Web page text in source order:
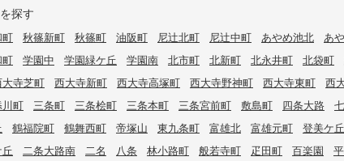
探す
町 秋篠新町 秋篠町 油阪町 尼辻北町 尼辻中町 あやめ池北 あ
町 学園中 学園緑ケ丘 学園南 北市町 北新町 北永井町 北袋町
大寺芝町 西大寺新町 西大寺高塚町 西大寺野神町 西大寺東町 西
町 三条町 三条桧町 三条本町 三条宮前町 敷島町 四条大路
鶴福院町 鶴舞西町 帝塚山 東九条町 富雄北 富雄元町 登美ケ丘
二条大路南 二名 八条 林小路町 般若寺町 疋田町 百楽園